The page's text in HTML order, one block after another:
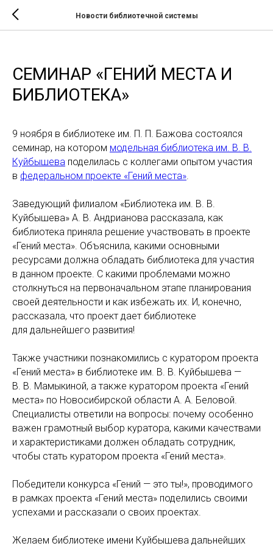
Новости библиотечной системы
СЕМИНАР «ГЕНИЙ МЕСТА И
БИБЛИОТЕКА»
9 ноября в библиотеке им. П. П. Бажова состоялся
семинар, на котором модельная библиотека им. В. В.
Куйбышева поделилась с коллегами опытом участия
в федеральном проекте «Гений места».
Заведующий филиалом «Библиотека им. В. В.
Куйбышева» А. В. Андрианова рассказала, как
библиотека приняла решение участвовать в проекте
«Гений места». Объяснила, какими основными
ресурсами должна обладать библиотека для участия
в данном проекте. С какими проблемами можно
столкнуться на первоначальном этапе планирования
своей деятельности и как избежать их. И, конечно,
рассказала, что проект дает библиотеке
для дальнейшего развития!
Также участники познакомились с куратором проекта
«Гений места» в библиотеке им. В. В. Куйбышева —
В. В. Мамыкиной, а также куратором проекта «Гений
места» по Новосибирской области А. А. Беловой.
Специалисты ответили на вопросы: почему особенно
важен грамотный выбор куратора, какими качествами
и характеристиками должен обладать сотрудник,
чтобы стать куратором проекта «Гений места».
Победители конкурса «Гений — это ты!», проводимого
в рамках проекта «Гений места» поделились своими
успехами и рассказали о своих проектах.
Желаем библиотеке имени Куйбышева дальнейших